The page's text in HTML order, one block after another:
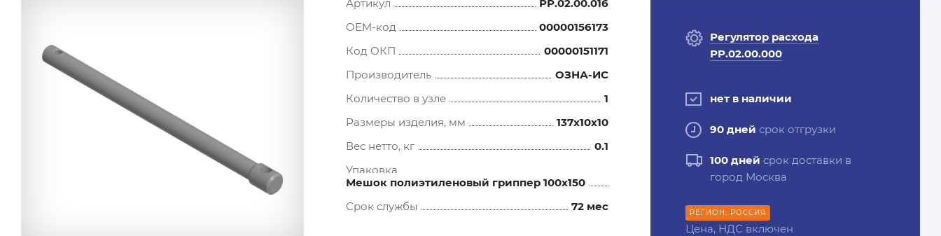
Артикул
РР.02.00.016
OEM-код
00000156173
Код ОКП
00000151171
Производитель
ОЗНА-ИС
Количество в узле
1
Размеры изделия, мм
137x10x10
Вес нетто, кг
0.1
Упаковка
Мешок полиэтиленовый гриппер 100х150
Срок службы
72 мес
Регулятор расхода
РР.02.00.000
нет в наличии
90 дней срок отгрузки
100 дней срок доставки в
город Москва
РЕГИОН: РОССИЯ
Цена, НДС включен